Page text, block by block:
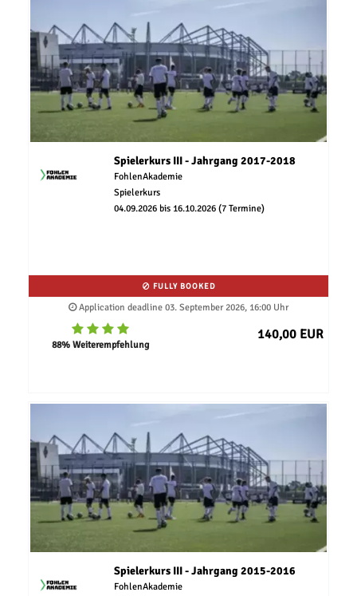
Spielerkurs III - Jahrgang 2017-2018
FohlenAkademie
Spielerkurs
04.09.2026 bis 16.10.2026 (7 Termine)
FULLY BOOKED
Application deadline 03. September 2026, 16:00 Uhr
88% Weiterempfehlung
140,00 EUR
Spielerkurs III - Jahrgang 2015-2016
FohlenAkademie